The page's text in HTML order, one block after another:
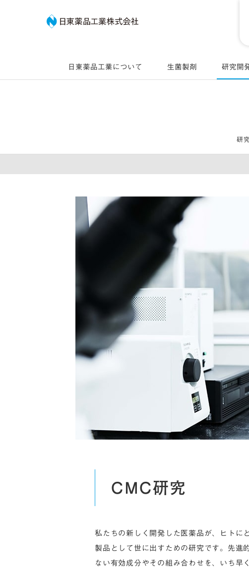
日東薬品工業について 生菌製剤 研究開
研
CMC研究
私たちの新しく開発した医薬品が、ヒトに
製品として世に出すための研究です。先進
ない有効成分やその組み合わせを、いち早